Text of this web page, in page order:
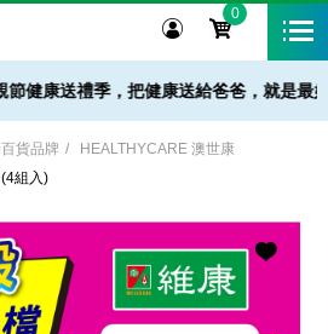
0
禮季，把健康送給爸爸，就是最好的父
貨品牌
HEALTHYCARE 澳世康
組入)